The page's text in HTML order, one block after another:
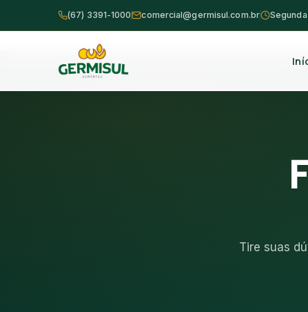
(67) 3391-1000 comercial@germisul.com.br
Tire suas